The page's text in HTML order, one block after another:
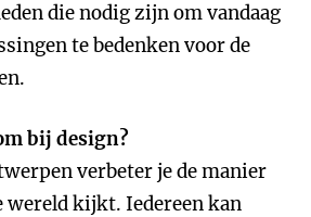
die nodig zijn om vandaag
te bedenken voor de
bij design?
verbeter je de manier
wereld kijkt. Iedereen kan